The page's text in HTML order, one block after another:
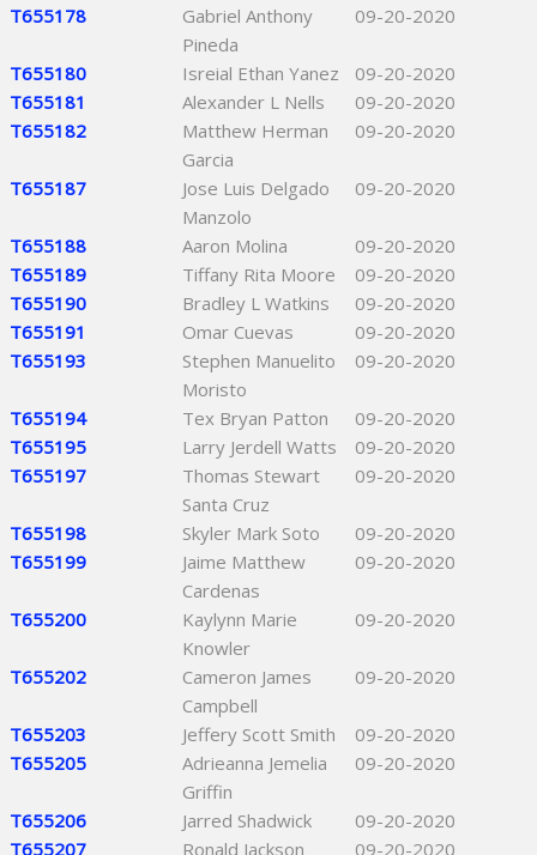
T655178
Gabriel Anthony
Pineda
09-20-2020
T655180 Isreial Ethan Yanez
09-20-2020
T655181
Alexander L Nells
09-20-2020
T655182
Matthew Herman
Garcia
09-20-2020
T655187
Jose Luis Delgado
Manzolo
09-20-2020
T655188 Aaron Molina
09-20-2020
T655189
Tiffany Rita Moore
09-20-2020
T655190
Bradley L Watkins
09-20-2020
T655191
Omar Cuevas
09-20-2020
T655193
Stephen Manuelito
Moristo
09-20-2020
T655194 Tex Bryan Patton
09-20-2020
T655195
Larry Jerdell Watts
09-20-2020
T655197
Thomas Stewart
Santa Cruz
09-20-2020
T655198 Skyler Mark Soto
09-20-2020
T655199
Jaime Matthew
Cardenas
09-20-2020
T655200
Kaylynn Marie
Knowler
09-20-2020
T655202
Cameron James
Campbell
09-20-2020
T655203 Jeffery Scott Smith
09-20-2020
T655205
Adrieanna Jemelia
Griffin
09-20-2020
T655206 Jarred Shadwick
09-20-2020
T655207
Ronald Jackson 09-20-2020